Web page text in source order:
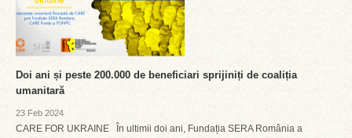
Doi ani și peste 200.000 de beneficiari sprijiniți de coaliția
umanitară
23 Feb 2024
CARE FOR UKRAINE În ultimii doi ani, Fundația SERA România a